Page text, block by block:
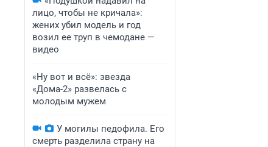
лицо, чтобы не кричала»:
жених убил модель и год
возил ее труп в чемодане —
видео
«Ну вот и всё»: звезда
«Дома-2» развелась с
молодым мужем
У могилы педофила. Его
смерть разделила страну на